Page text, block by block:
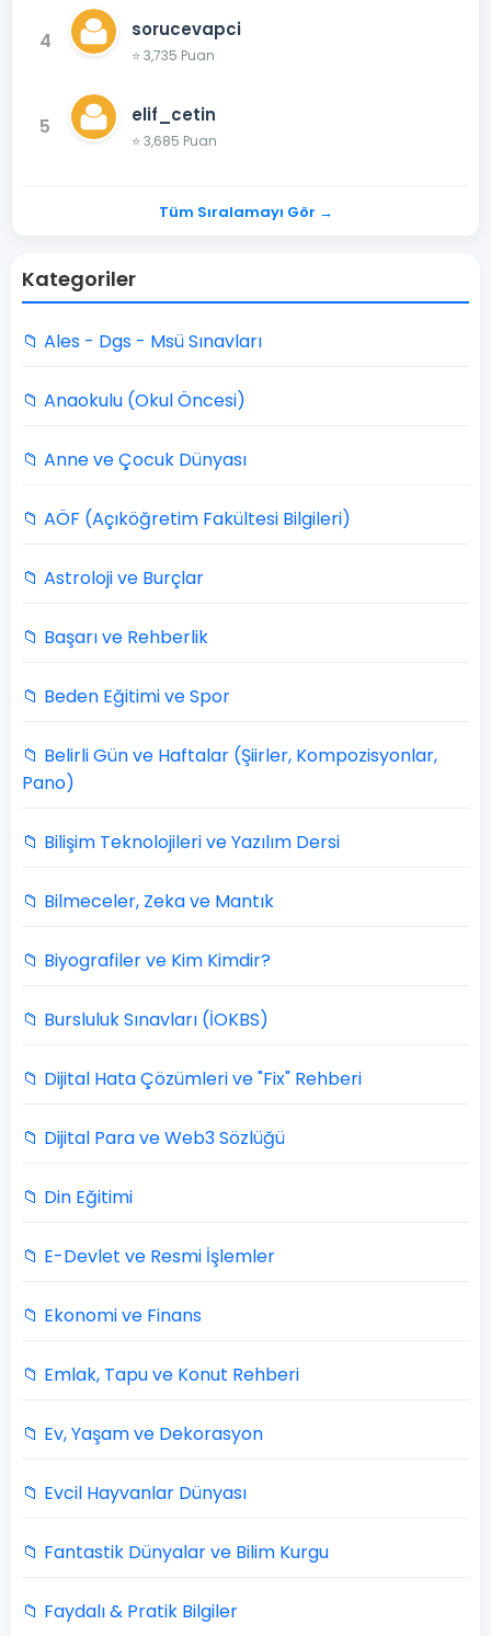
4 sorucevapci
⭐ 3,735 Puan
5 elif_cetin
⭐ 3,685 Puan
Tüm Sıralamayı Gör →
Kategoriler
📁 Ales - Dgs - Msü Sınavları
📁 Anaokulu (Okul Öncesi)
📁 Anne ve Çocuk Dünyası
📁 AÖF (Açıköğretim Fakültesi Bilgileri)
📁 Astroloji ve Burçlar
📁 Başarı ve Rehberlik
📁 Beden Eğitimi ve Spor
📁 Belirli Gün ve Haftalar (Şiirler, Kompozisyonlar,
Pano)
📁 Bilişim Teknolojileri ve Yazılım Dersi
📁 Bilmeceler, Zeka ve Mantık
📁 Biyografiler ve Kim Kimdir?
📁 Bursluluk Sınavları (İOKBS)
📁 Dijital Hata Çözümleri ve "Fix" Rehberi
📁 Dijital Para ve Web3 Sözlüğü
📁 Din Eğitimi
📁 E-Devlet ve Resmi İşlemler
📁 Ekonomi ve Finans
📁 Emlak, Tapu ve Konut Rehberi
📁 Ev, Yaşam ve Dekorasyon
📁 Evcil Hayvanlar Dünyası
📁 Fantastik Dünyalar ve Bilim Kurgu
📁 Faydalı & Pratik Bilgiler